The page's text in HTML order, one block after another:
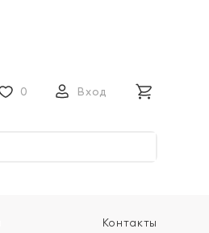
0 Вход
Контакты